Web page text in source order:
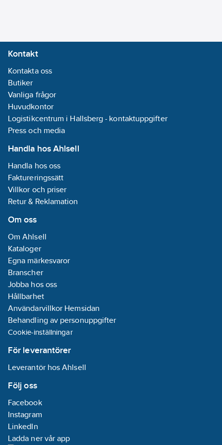
Kontakt
Kontakta oss
Butiker
Vanliga frågor
Huvudkontor
Logistikcentrum i Hallsberg - kontaktuppgifter
Press och media
Handla hos Ahlsell
Handla hos oss
Faktureringssätt
Villkor och priser
Retur & Reklamation
Om oss
Om Ahlsell
Kataloger
Egna märkesvaror
Branscher
Jobba hos oss
Hållbarhet
Användarvillkor Hemsidan
Behandling av personuppgifter
Cookie-inställningar
För leverantörer
Leverantör hos Ahlsell
Följ oss
Facebook
Instagram
LinkedIn
Ladda ner vår app